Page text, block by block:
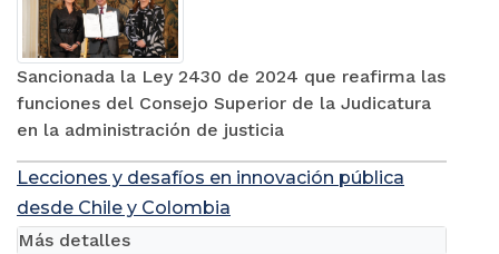
Sancionada la Ley 2430 de 2024 que reafirma las
funciones del Consejo Superior de la Judicatura
en la administración de justicia
Lecciones y desafíos en innovación pública
desde Chile y Colombia
Más detalles